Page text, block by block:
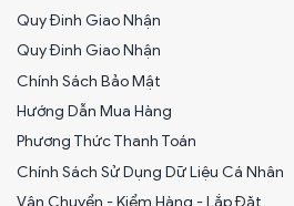
Quy Đinh Giao Nhận
Quy Đinh Giao Nhận
Chính Sách Bảo Mật
Hướng Dẫn Mua Hàng
Phương Thức Thanh Toán
Chính Sách Sử Dụng Dữ Liệu Cá Nhân